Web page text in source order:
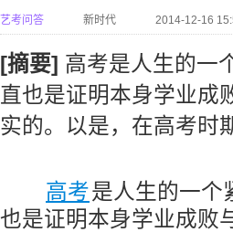
艺考问答 新时代 2014-12-16
[摘要] 高考是人生的一
直也是证明本身学业成
实的。以是，在高考时
高考是人生的一个
也是证明本身学业成败